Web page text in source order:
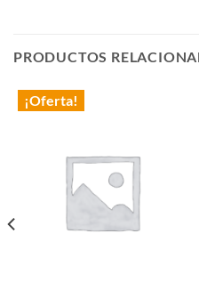
PRODUCTOS
¡Oferta!